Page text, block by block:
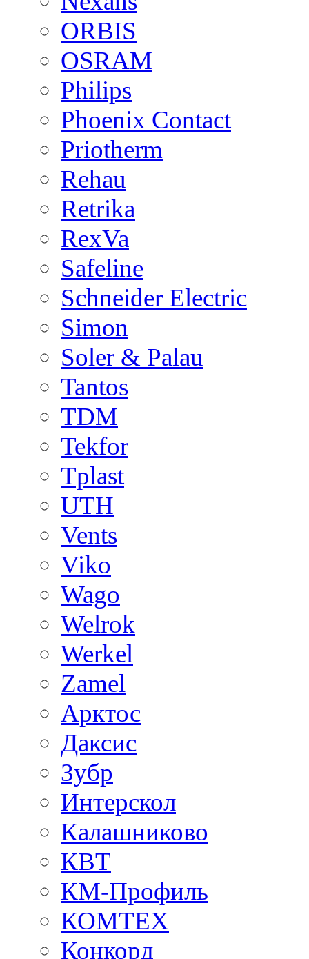
ORBIS
OSRAM
Philips
Phoenix Contact
Priotherm
Rehau
Retrika
RexVa
Safeline
Schneider Electric
Simon
Soler & Palau
Tantos
TDM
Tekfor
Tplast
UTH
Vents
Viko
Wago
Welrok
Werkel
Zamel
Арктос
Даксис
Зубр
Интерскол
Калашниково
КВТ
КМ-Профиль
КОМТЕХ
Конкорд